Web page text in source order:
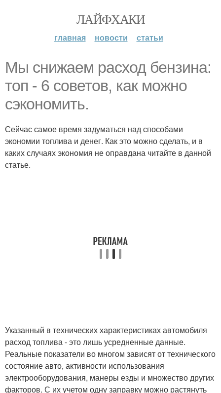
ЛАЙФХАКИ
главная новости статьи
Мы снижаем расход бензина:
топ - 6 советов, как можно
сэкономить.
Сейчас самое время задуматься над способами
экономии топлива и денег. Как это можно сделать, и в
каких случаях экономия не оправдана читайте в данной
статье.
Указанный в технических характеристиках автомобиля
расход топлива - это лишь усредненные данные.
Реальные показатели во многом зависят от технического
состояние авто, активности использования
электрооборудования, манеры езды и множество других
факторов. С их учетом одну заправку можно растянуть